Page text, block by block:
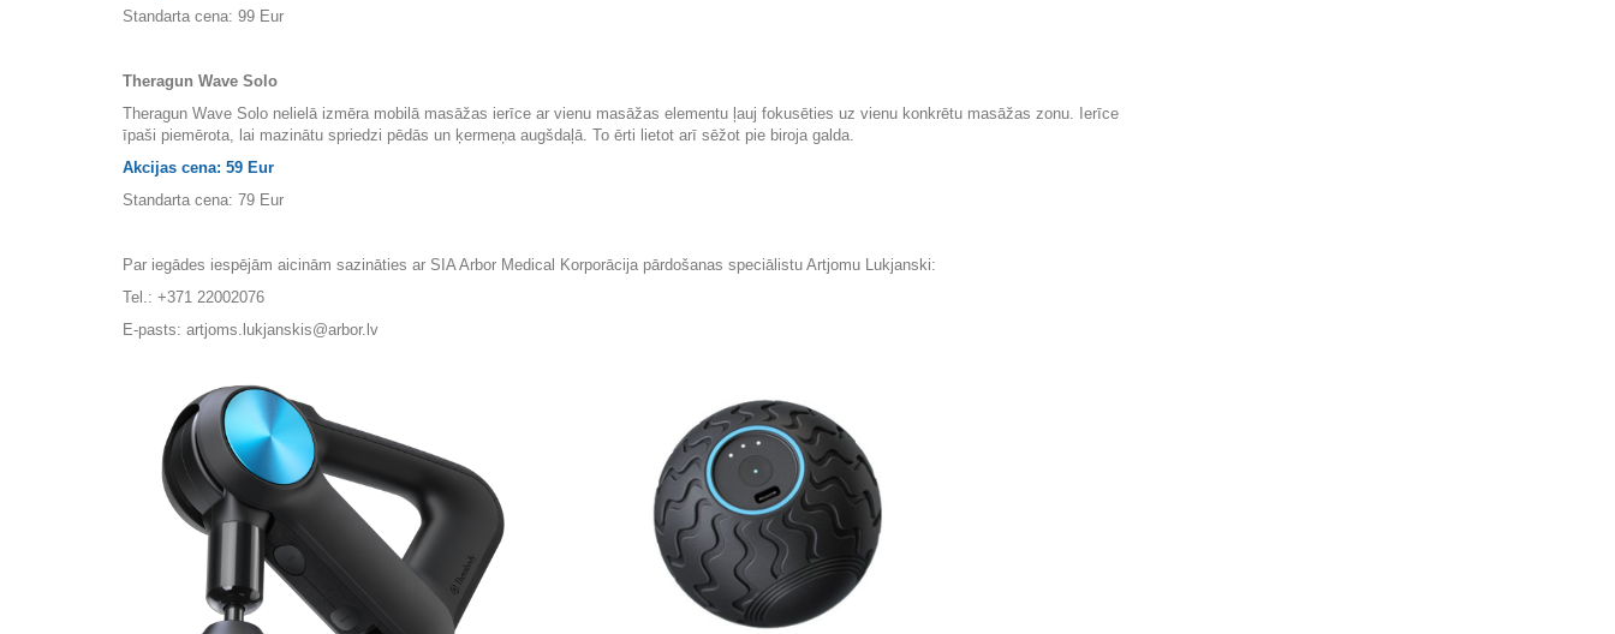
Standarta cena: 99 Eur
Theragun Wave Solo
Theragun Wave Solo nelielā izmēra mobilā masāžas ierīce ar vienu masāžas elementu ļauj fokusēties uz vienu konkrētu masāžas zonu. Ierīce
īpaši piemērota, lai mazinātu spriedzi pēdās un ķermeņa augšdaļā. To ērti lietot arī sēžot pie biroja galda.
Akcijas cena: 59 Eur
Standarta cena: 79 Eur
Par iegādes iespējām aicinām sazināties ar SIA Arbor Medical Korporācija pārdošanas speciālistu Artjomu Lukjanski:
Tel.: +371 22002076
E-pasts: artjoms.lukjanskis@arbor.lv